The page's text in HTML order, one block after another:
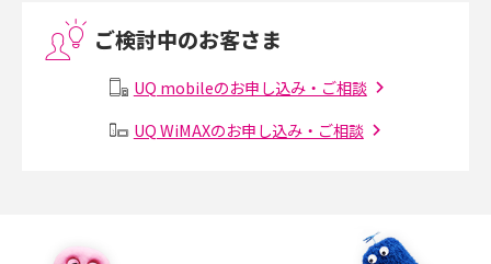
Threads（スレッズ）とは？主な機能や登録方法、投稿の仕方を解説
Instagram（インスタグラム）でスクショするとバレる？バレるケースや撮
ご検討中のお客さま
UQ mobileのお申し込み・ご相談
UQ WiMAXのお申し込み・ご相談